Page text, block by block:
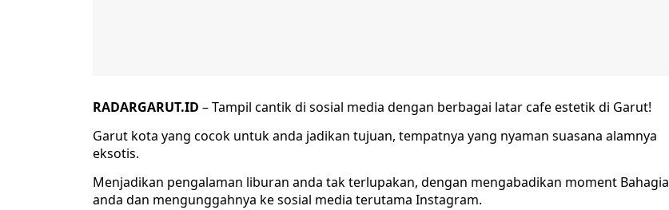
RADARGARUT.ID – Tampil cantik di sosial media dengan berbagai latar cafe estetik di Garut!
Garut kota yang cocok untuk anda jadikan tujuan, tempatnya yang nyaman suasana alamnya
eksotis.
Menjadikan pengalaman liburan anda tak terlupakan, dengan mengabadikan moment Bahagia
anda dan mengunggahnya ke sosial media terutama Instagram.